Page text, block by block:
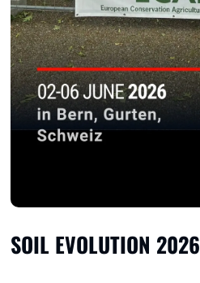
SOIL EVOLUTION 2026